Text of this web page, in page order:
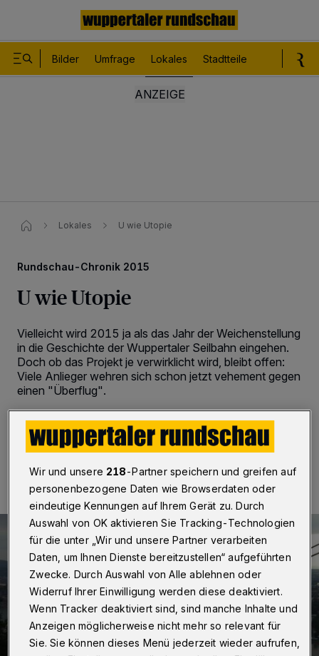
Bilder Umfrage Lokales Stadtteile
Lokales U wie Utopie
Rundschau-Chronik 2015
U wie Utopie
Vielleicht wird 2015 ja als das Jahr der Weichenstellung
in die Geschichte der Wuppertaler Seilbahn eingehen.
Doch ob das Projekt je verwirklicht wird, bleibt offen:
Viele Anlieger wehren sich schon jetzt vehement gegen
einen "Überflug".
01.01.2016 , 15:12 Uhr 2 Minuten Lesezeit
Wir und unsere 218-Partner speichern und greifen auf
personenbezogene Daten wie Browserdaten oder
eindeutige Kennungen auf Ihrem Gerät zu. Durch
Auswahl von OK aktivieren Sie Tracking-Technologien
für die unter „Wir und unsere Partner verarbeiten
Daten, um Ihnen Dienste bereitzustellen“ aufgeführten
Zwecke. Durch Auswahl von Alle ablehnen oder
Widerruf Ihrer Einwilligung werden diese deaktiviert.
Wenn Tracker deaktiviert sind, sind manche Inhalte und
Anzeigen möglicherweise nicht mehr so relevant für
Sie. Sie können dieses Menü jederzeit wieder aufrufen,